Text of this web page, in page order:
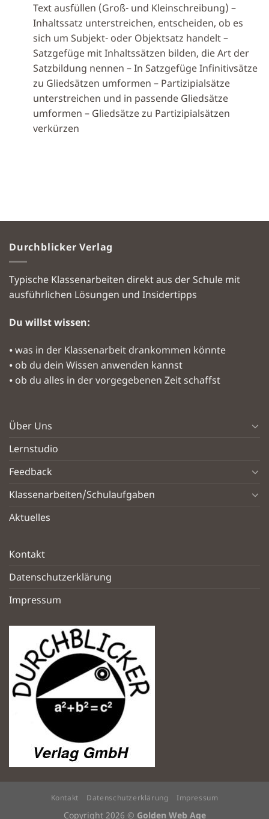
Text ausfüllen (Groß- und Kleinschreibung) –
Inhaltssatz unterstreichen, entscheiden, ob es
sich um Subjekt- oder Objektsatz handelt –
Satzgefüge mit Inhaltssätzen bilden, die Art der
Satzbildung nennen – In Satzgefüge Infinitivsätze
zu Gliedsätzen umformen – Partizipialsätze
unterstreichen und in passende Gliedsätze
umformen – Gliedsätze zu Partizipialsätzen
verkürzen
Durchblicker Verlag
Typische Klassenarbeiten direkt aus der Schule mit
ausführlichen Lösungen und Insidertipps
Du willst wissen:
⦁ was in der Klassenarbeit drankommen könnte
⦁ ob du dein Wissen anwenden kannst
⦁ ob du alles in der vorgegebenen Zeit schaffst
Über Uns
Lernstudio
Feedback
Klassenarbeiten/Schulaufgaben
Aktuelles
Kontakt
Datenschutzerklärung
Impressum
Kontakt Datenschutzerklärung Impressum
Copyright 2026 © Golden Web Age